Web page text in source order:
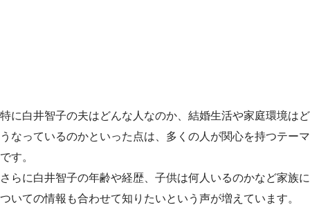
特に白井智子の夫はどんな人なのか、結婚生活や家庭環境はど
うなっているのかといった点は、多くの人が関心を持つテーマ
です。
さらに白井智子の年齢や経歴、子供は何人いるのかなど家族に
ついての情報も合わせて知りたいという声が増えています。